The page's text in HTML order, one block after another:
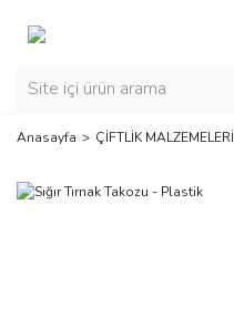
Anasayfa ÇİFTLİK MALZEMELERİ